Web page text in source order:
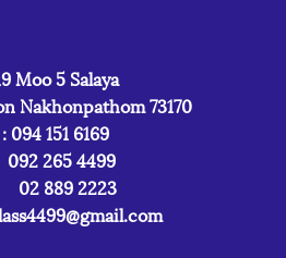
Moo 5 Salaya
Nakhonpathom 73170
094 151 6169
265 4499
889 2223